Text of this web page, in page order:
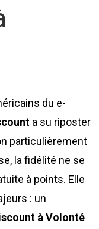
du e-
a su riposter
particulièrement
la fidélité ne se
à points. Elle
: un
à Volonté